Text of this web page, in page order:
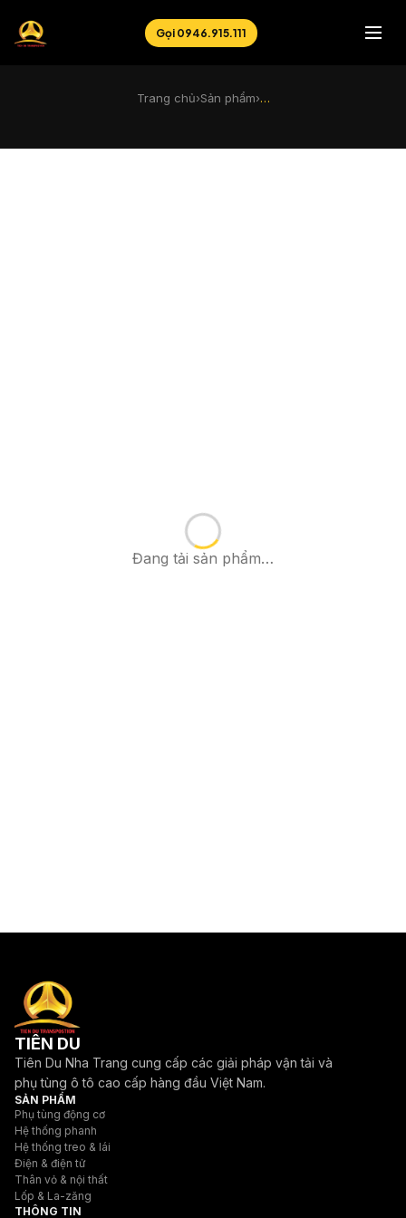
Gọi 0946.915.111
Trang chủ›Sản phẩm›…
Đang tải sản phẩm…
TIÊN DU
Tiên Du Nha Trang cung cấp các giải pháp vận tải và
phụ tùng ô tô cao cấp hàng đầu Việt Nam.
SẢN PHẨM
Phụ tùng động cơ
Hệ thống phanh
Hệ thống treo & lái
Điện & điện tử
Thân vỏ & nội thất
Lốp & La-zăng
THÔNG TIN